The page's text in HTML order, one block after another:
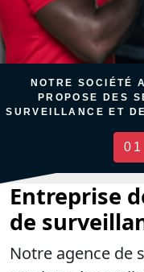
NOTRE SOCIÉTÉ
PROPOSE DES
SURVEILLANCE ET
Entreprise
de
Notre agence de